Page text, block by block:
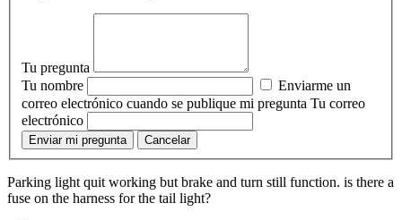
Tu pregunta
Tu nombre
Enviarme un
correo electrónico cuando se publique mi pregunta Tu correo
electrónico
Enviar mi pregunta Cancelar
Parking light quit working but brake and turn still function. is there a
fuse on the harness for the tail light?